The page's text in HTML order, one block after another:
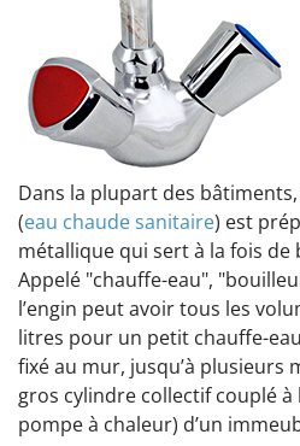
Dans la plupart des
(eau chaude sanitaire) est
métallique qui sert à la fois
Appelé "chauffe-eau",
l’engin peut avoir tous les
litres pour un petit chauffe-
fixé au mur, jusqu’à plusieurs
gros cylindre collectif couplé à
pompe à chaleur) d’un